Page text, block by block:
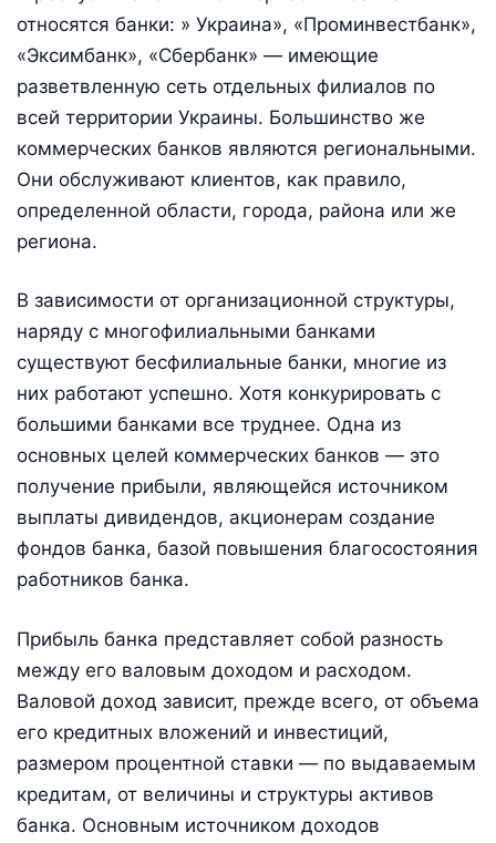
относятся банки: » Украина», «Проминвестбанк»,
«Эксимбанк», «Сбербанк» — имеющие
разветвленную сеть отдельных филиалов по
всей территории Украины. Большинство же
коммерческих банков являются региональными.
Они обслуживают клиентов, как правило,
определенной области, города, района или же
региона.
В зависимости от организационной структуры,
наряду с многофилиальными банками
существуют бесфилиальные банки, многие из
них работают успешно. Хотя конкурировать с
большими банками все труднее. Одна из
основных целей коммерческих банков — это
получение прибыли, являющейся источником
выплаты дивидендов, акционерам создание
фондов банка, базой повышения благосостояния
работников банка.
Прибыль банка представляет собой разность
между его валовым доходом и расходом.
Валовой доход зависит, прежде всего, от объема
его кредитных вложений и инвестиций,
размером процентной ставки — по выдаваемым
кредитам, от величины и структуры активов
банка. Основным источником доходов